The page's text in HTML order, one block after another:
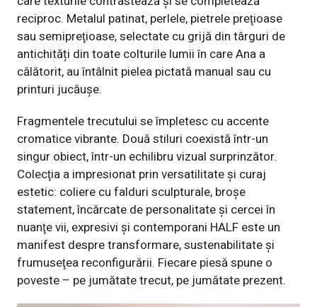
reciproc. Metalul patinat, perlele, pietrele preţioase
sau semipreţioase, selectate cu grijă din târguri de
antichități din toate colturile lumii în care Ana a
călătorit, au întâlnit pielea pictată manual sau cu
printuri jucăuşe.
Fragmentele trecutului se împletesc cu accente
cromatice vibrante. Două stiluri coexistă într-un
singur obiect, într-un echilibru vizual surprinzător.
Colecţia a impresionat prin versatilitate și curaj
estetic: coliere cu falduri sculpturale, broșe
statement, încărcate de personalitate și cercei în
nuanţe vii, expresivi şi contemporani HALF este un
manifest despre transformare, sustenabilitate și
frumuseţea reconfigurării. Fiecare piesă spune o
poveste – pe jumătate trecut, pe jumătate prezent.